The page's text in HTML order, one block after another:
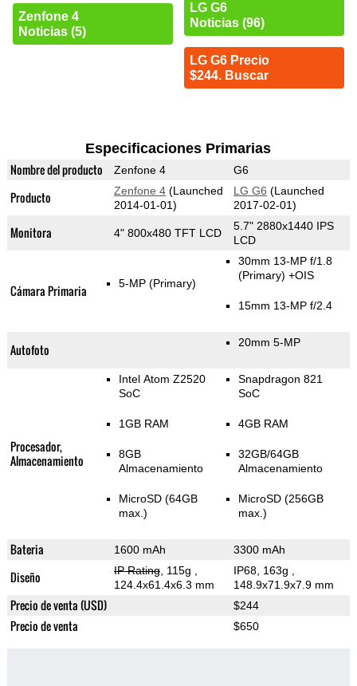
Zenfone 4
Noticias (5)
LG G6
Noticias (96)
LG G6 Precio
$244. Buscar
Especificaciones Primarias
Nombre del producto Zenfone 4 G6
Producto Zenfone 4(Launched
2014-01-01)
LG G6 (Launched
2017-02-01)
Monitora 4" 800x480 TFT LCD
5.7" 2880x1440 IPS
LCD
Cámara Primaria 5-MP (Primary)
30mm 13-MP f/1.8
(Primary) +OIS
15mm 13-MP f/2.4
Autofoto 20mm 5-MP
Procesador,
Almacenamiento
Intel Atom Z2520
SoC
1GB RAM
8GB
Almacenamiento
MicroSD (64GB
max.)
Snapdragon 821
SoC
4GB RAM
32GB/64GB
Almacenamiento
MicroSD (256GB
max.)
Bateria 1600 mAh 3300 mAh
Diseño IP Rating, 115g
124.4x61.4x6.3 mm
IP68, 163g
148.9x71.9x7.9 mm
Precio de venta (USD) $244
Precio de venta $650